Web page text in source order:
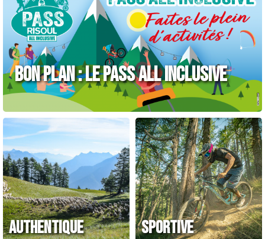
BON PLAN : LE PASS ALL INCLUSIVE
AUTHENTIQUE SPORTIVE